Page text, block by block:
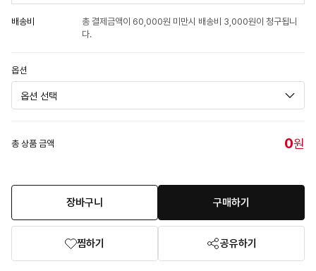
배송비
총 결제금액이 60,000원 미만시 배송비 3,000원이 청구됩니
다.
옵션
총 상품 금액 0원
장바구니 구매하기
찜하기 공유하기